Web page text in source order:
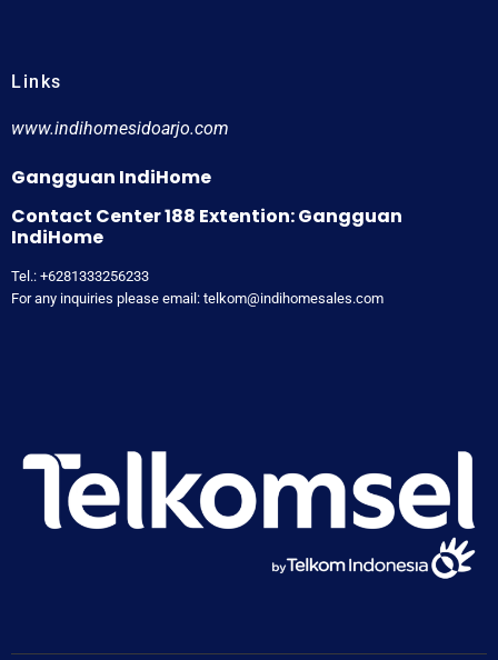
Links
www.indihomesidoarjo.com
Gangguan IndiHome
Contact Center 188 Extention: Gangguan
IndiHome
Tel.: +6281333256233
For any inquiries please email: telkom@indihomesales.com